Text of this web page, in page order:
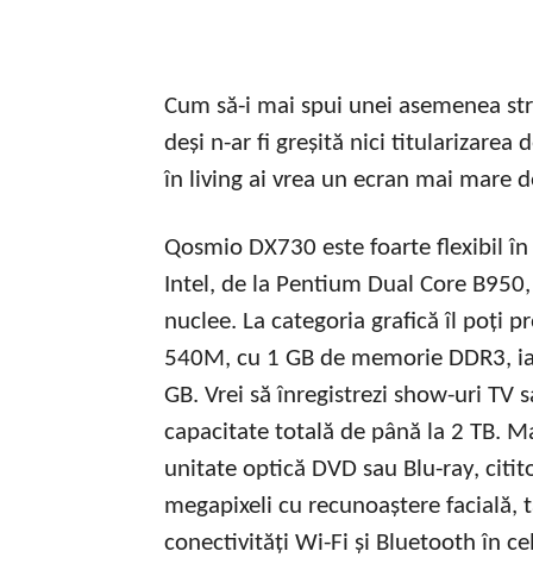
Cum să-i mai spui unei asemenea
deși n-ar fi greșită nici titularizarea
în living ai vrea un ecran mai mare
Qosmio DX730 este foarte flexibil
Intel, de la Pentium Dual Core
nuclee. La categoria grafică îl poți
540M, cu 1 GB de memorie DDR3,
GB. Vrei să înregistrezi show-uri
capacitate totală de până la 2 TB.
unitate optică DVD sau Blu-ray,
megapixeli cu recunoaștere facială,
conectivități Wi-Fi și Bluetooth în